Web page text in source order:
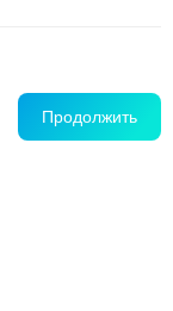
Продолжить